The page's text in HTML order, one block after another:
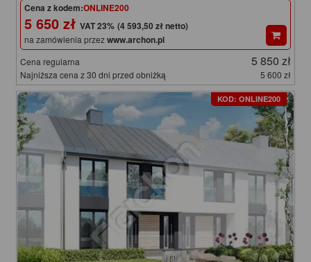
Cena z kodem:ONLINE200
5 650 zł (4 593,50 zł netto)
na zamówienia przezwww.archon.pl
Cena regularna 5 850 zł
Najniższa cena z 30 dni przed obniżką 5 600 zł
KOD: ONLINE200